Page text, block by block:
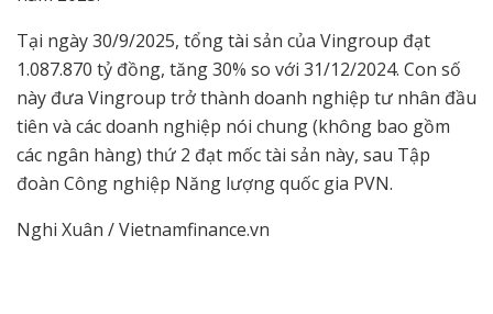
Tại ngày 30/9/2025, tổng tài sản của Vingroup đạt
1.087.870 tỷ đồng, tăng 30% so với 31/12/2024. Con số
này đưa Vingroup trở thành doanh nghiệp tư nhân đầu
tiên và các doanh nghiệp nói chung (không bao gồm
các ngân hàng) thứ 2 đạt mốc tài sản này, sau Tập
đoàn Công nghiệp Năng lượng quốc gia PVN.
Nghi Xuân / Vietnamfinance.vn